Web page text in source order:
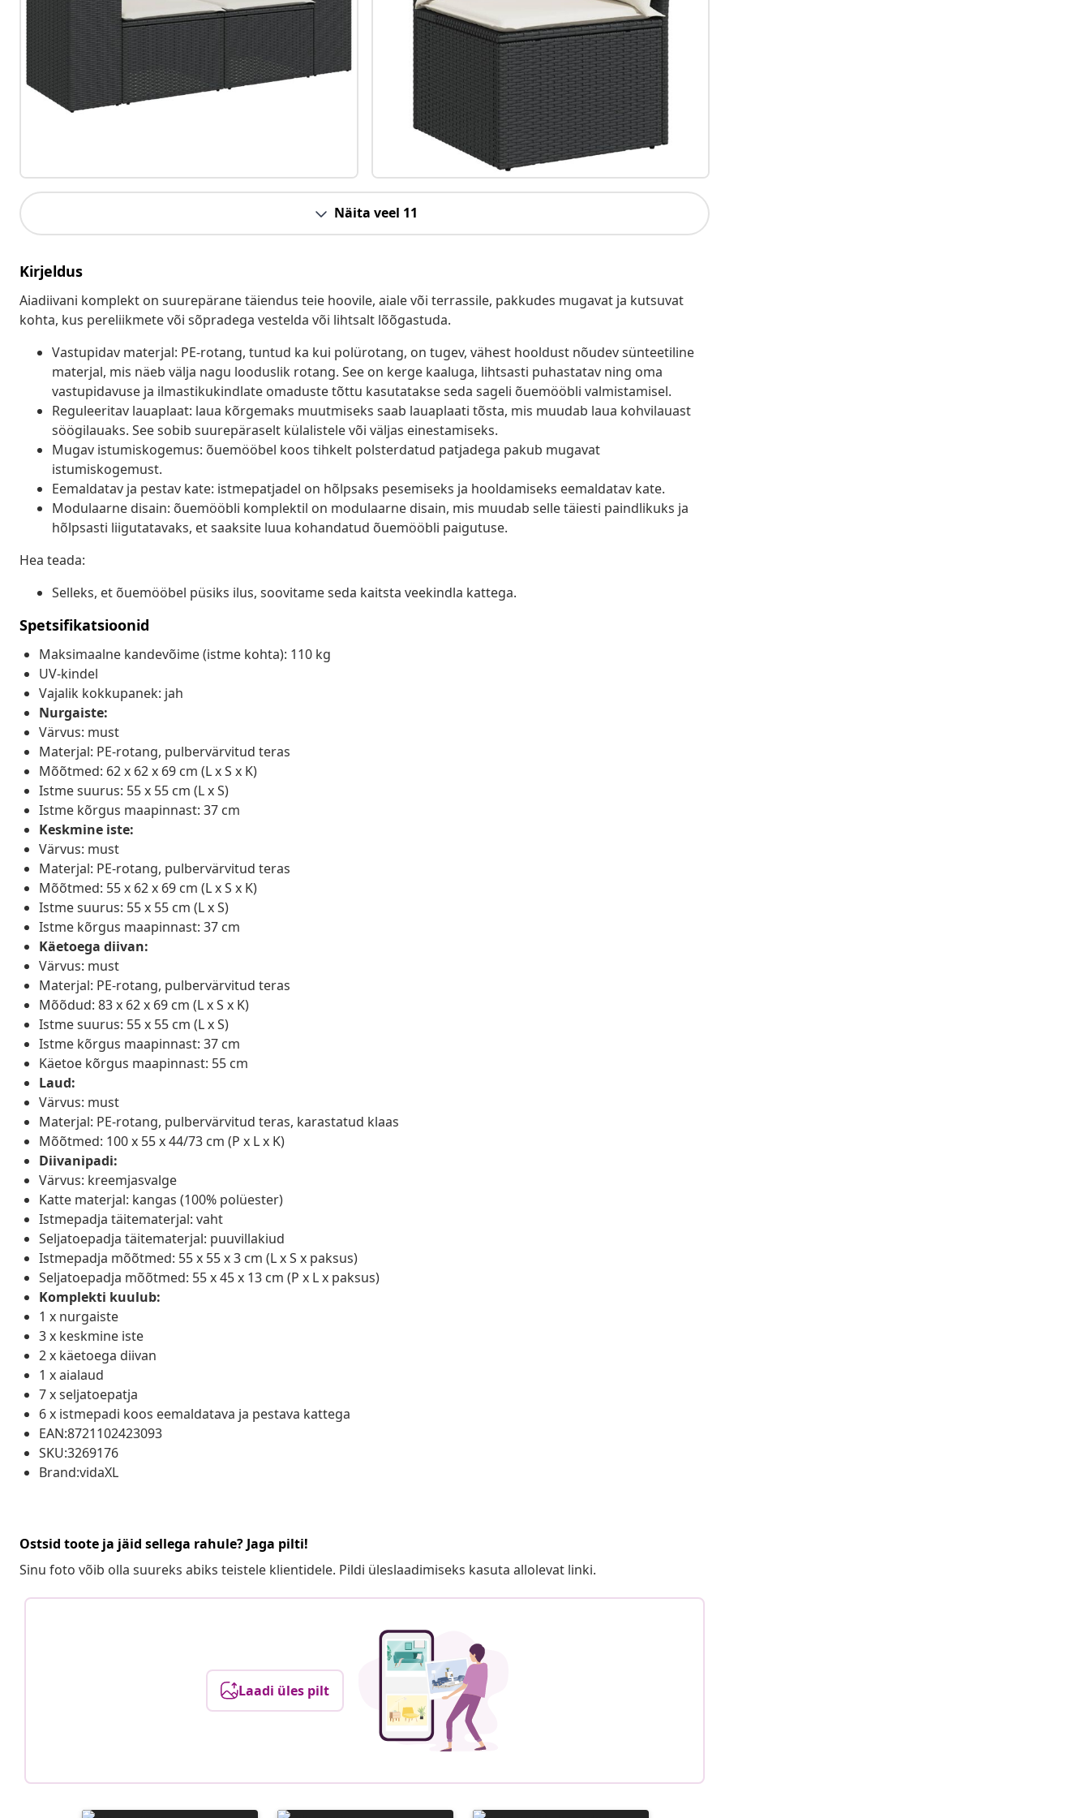
Näita veel 11
Kirjeldus
Aiadiivani komplekt on suurepärane täiendus teie hoovile, aiale või terrassile, pakkudes mugavat ja kutsuvat
kohta, kus pereliikmete või sõpradega vestelda või lihtsalt lõõgastuda.
Vastupidav materjal: PE-rotang, tuntud ka kui polürotang, on tugev, vähest hooldust nõudev sünteetiline
materjal, mis näeb välja nagu looduslik rotang. See on kerge kaaluga, lihtsasti puhastatav ning oma
vastupidavuse ja ilmastikukindlate omaduste tõttu kasutatakse seda sageli õuemööbli valmistamisel.
Reguleeritav lauaplaat: laua kõrgemaks muutmiseks saab lauaplaati tõsta, mis muudab laua kohvilauast
söögilauaks. See sobib suurepäraselt külalistele või väljas einestamiseks.
Mugav istumiskogemus: õuemööbel koos tihkelt polsterdatud patjadega pakub mugavat
istumiskogemust.
Eemaldatav ja pestav kate: istmepatjadel on hõlpsaks pesemiseks ja hooldamiseks eemaldatav kate.
Modulaarne disain: õuemööbli komplektil on modulaarne disain, mis muudab selle täiesti paindlikuks ja
hõlpsasti liigutatavaks, et saaksite luua kohandatud õuemööbli paigutuse.
Hea teada:
Selleks, et õuemööbel püsiks ilus, soovitame seda kaitsta veekindla kattega.
Spetsifikatsioonid
Maksimaalne kandevõime (istme kohta): 110 kg
UV-kindel
Vajalik kokkupanek: jah
Nurgaiste:
Värvus: must
Materjal: PE-rotang, pulbervärvitud teras
Mõõtmed: 62 x 62 x 69 cm (L x S x K)
Istme suurus: 55 x 55 cm (L x S)
Istme kõrgus maapinnast: 37 cm
Keskmine iste:
Värvus: must
Materjal: PE-rotang, pulbervärvitud teras
Mõõtmed: 55 x 62 x 69 cm (L x S x K)
Istme suurus: 55 x 55 cm (L x S)
Istme kõrgus maapinnast: 37 cm
Käetoega diivan:
Värvus: must
Materjal: PE-rotang, pulbervärvitud teras
Mõõdud: 83 x 62 x 69 cm (L x S x K)
Istme suurus: 55 x 55 cm (L x S)
Istme kõrgus maapinnast: 37 cm
Käetoe kõrgus maapinnast: 55 cm
Laud:
Värvus: must
Materjal: PE-rotang, pulbervärvitud teras, karastatud klaas
Mõõtmed: 100 x 55 x 44/73 cm (P x L x K)
Diivanipadi:
Värvus: kreemjasvalge
Katte materjal: kangas (100% polüester)
Istmepadja täitematerjal: vaht
Seljatoepadja täitematerjal: puuvillakiud
Istmepadja mõõtmed: 55 x 55 x 3 cm (L x S x paksus)
Seljatoepadja mõõtmed: 55 x 45 x 13 cm (P x L x paksus)
Komplekti kuulub:
1 x nurgaiste
3 x keskmine iste
2 x käetoega diivan
1 x aialaud
7 x seljatoepatja
6 x istmepadi koos eemaldatava ja pestava kattega
EAN:8721102423093
SKU:3269176
Brand:vidaXL
Ostsid toote ja jäid sellega rahule? Jaga pilti!
Sinu foto võib olla suureks abiks teistele klientidele. Pildi üleslaadimiseks kasuta allolevat linki.
Laadi üles pilt